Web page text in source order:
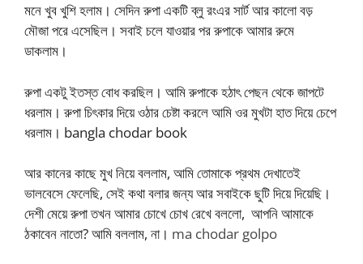
মনে খুব খুশি হলাম। সেদিন রুপা একটি ব্লু রংএর সার্ট আর কালো বড়
মৌজা পরে এসেছিল। সবাই চলে যাওয়ার পর রুপাকে আমার রুমে
ডাকলাম।
রুপা একটু ইতস্ত বোধ করছিল। আমি রুপাকে হঠাৎ পেছন থেকে জাপটে
ধরলাম। রুপা চিৎকার দিয়ে ওঠার চেষ্টা করলে আমি ওর মুখটা হাত দিয়ে চেপে
ধরলাম। bangla chodar book
আর কানের কাছে মুখ নিয়ে বললাম, আমি তোমাকে প্রথম দেখাতেই
ভালবেসে ফেলেছি, সেই কথা বলার জন্য আর সবাইকে ছুটি দিয়ে দিয়েছি।
দেশী মেয়ে রুপা তখন আমার চোখে চোখ রেখে বললো, আপনি আমাকে
ঠকাবেন নাতো? আমি বললাম, না। ma chodar golpo